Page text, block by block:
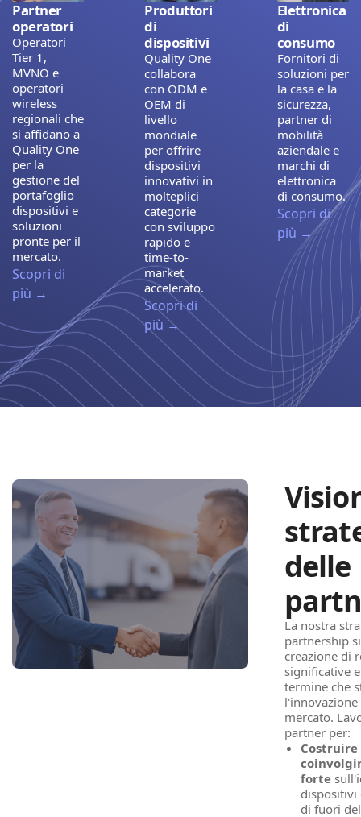
Partner
operatori
Operatori
Tier 1,
MVNO e
operatori
wireless
regionali che
si affidano a
Quality One
per la
gestione del
portafoglio
dispositivi e
soluzioni
pronte per il
mercato.
Scopri di
più →
Produttori
di
dispositivi
Quality One
collabora
con ODM e
OEM di
livello
mondiale
per offrire
dispositivi
innovativi in
molteplici
categorie
con sviluppo
rapido e
time-to-
market
accelerato.
Scopri di
più →
Elettronica
di
consumo
Fornitori di
soluzioni per
la casa e la
sicurezza,
partner di
mobilità
aziendale e
marchi di
elettronica
di consumo.
Scopri di
più →
delle
La nostra
partnership
creazione di
significative
termine che
l'innovazione
mercato.
partner per:
Costruire
forte
dispositivi
di fuori